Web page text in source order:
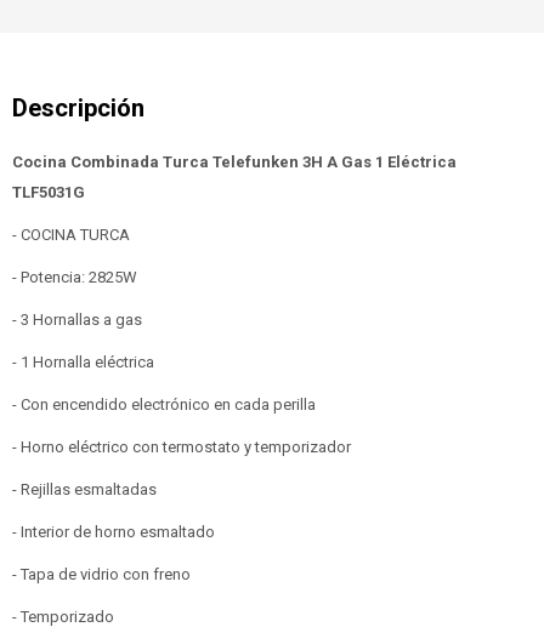
Cocina Combinada Turca Telefunken 3H A Gas 1 Eléctrica
TLF5031G
- COCINA TURCA
- Potencia: 2825W
- 3 Hornallas a gas
- 1 Hornalla eléctrica
- Con encendido electrónico en cada perilla
- Horno eléctrico con termostato y temporizador
- Rejillas esmaltadas
- Interior de horno esmaltado
- Tapa de vidrio con freno
- Temporizado